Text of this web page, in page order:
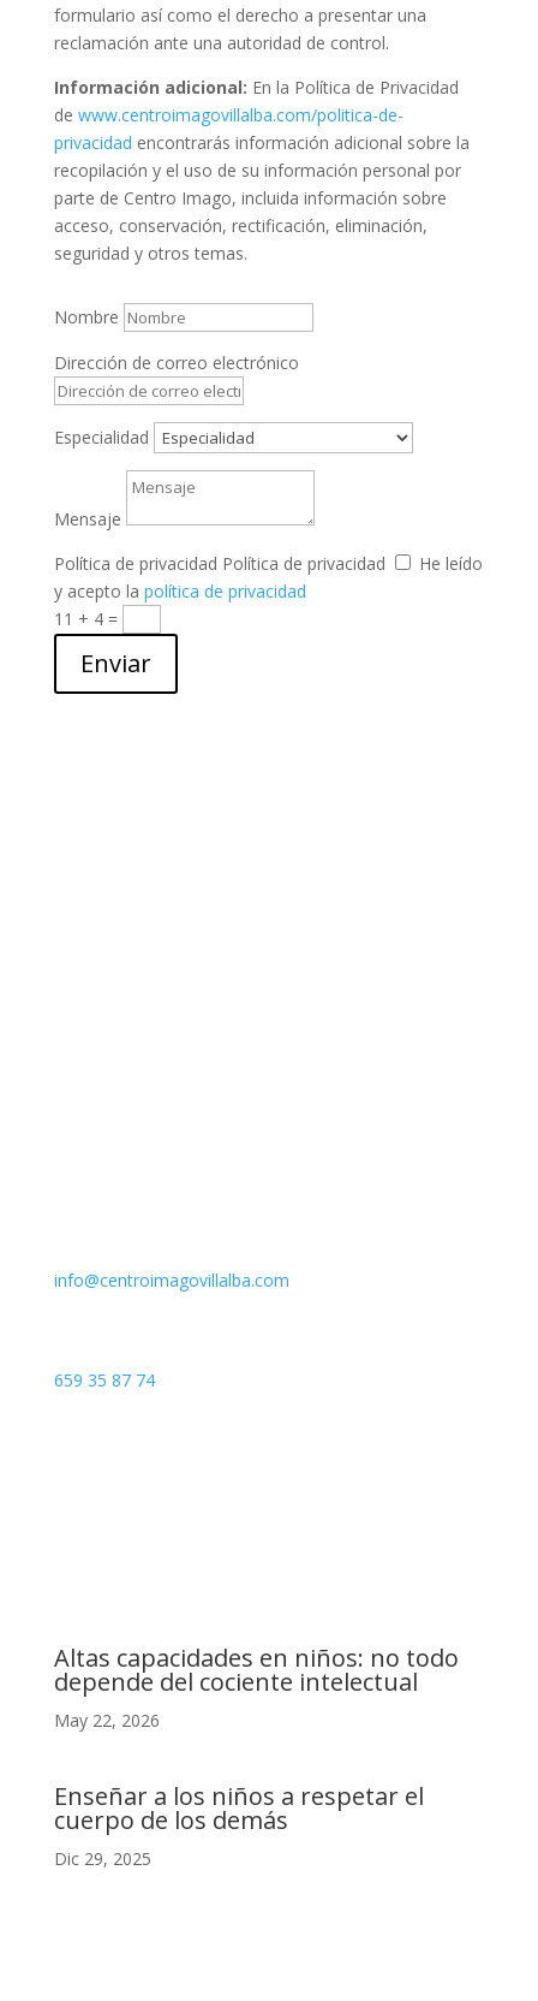
formulario así como el derecho a presentar una
reclamación ante una autoridad de control.
Información adicional: En la Política de Privacidad
de www.centroimagovillalba.com/politica-de-
privacidad encontrarás información adicional sobre la
recopilación y el uso de su información personal por
parte de Centro Imago, incluida información sobre
acceso, conservación, rectificación, eliminación,
seguridad y otros temas.
Nombre
Dirección de correo electrónico
Especialidad
Mensaje
Política de privacidad Política de privacidad
He leído
y acepto la política de privacidad
11 + 4=
Enviar
info@centroimagovillalba.com
659 35 87 74
Altas capacidades en niños: no todo
depende del cociente intelectual
May 22, 2026
Enseñar a los niños a respetar el
cuerpo de los demás
Dic 29, 2025